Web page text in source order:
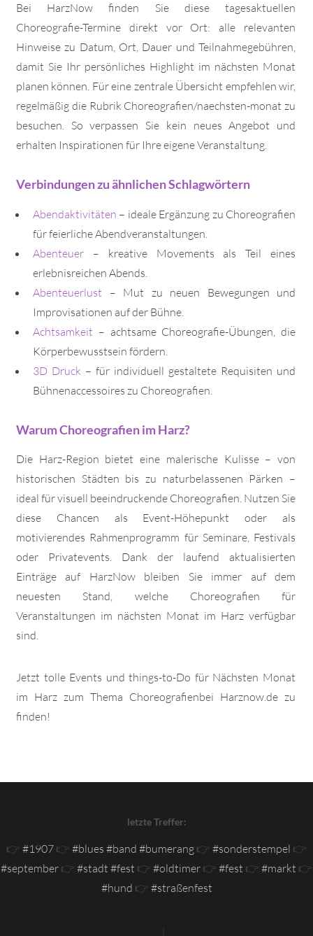
Bei HarzNow finden Sie diese tagesaktuellen
Choreografie-Termine direkt vor Ort: alle relevanten
Hinweise zu Datum, Ort, Dauer und Teilnahmegebühren,
damit Sie Ihr persönliches Highlight im nächsten Monat
planen können. Für eine zentrale Übersicht empfehlen wir,
regelmäßig die Rubrik Choreografien/naechsten-monat zu
besuchen. So verpassen Sie kein neues Angebot und
erhalten Inspirationen für Ihre eigene Veranstaltung.
Verbindungen zu ähnlichen Schlagwörtern
Abendaktivitäten – ideale Ergänzung zu Choreografien
für feierliche Abendveranstaltungen.
Abenteuer – kreative Movements als Teil eines
erlebnisreichen Abends.
Abenteuerlust – Mut zu neuen Bewegungen und
Improvisationen auf der Bühne.
Achtsamkeit – achtsame Choreografie-Übungen, die
Körperbewusstsein fördern.
3D Druck – für individuell gestaltete Requisiten und
Bühnenaccessoires zu Choreografien.
Warum Choreografien im Harz?
Die Harz-Region bietet eine malerische Kulisse – von
historischen Städten bis zu naturbelassenen Pärken –
ideal für visuell beeindruckende Choreografien. Nutzen Sie
diese Chancen als Event-Höhepunkt oder als
motivierendes Rahmenprogramm für Seminare, Festivals
oder Privatevents. Dank der laufend aktualisierten
Einträge auf HarzNow bleiben Sie immer auf dem
neuesten Stand, welche Choreografien für
Veranstaltungen im nächsten Monat im Harz verfügbar
sind.
Jetzt tolle Events und things-to-Do für Nächsten Monat
im Harz zum Thema Choreografienbei Harznow.de zu
finden!
letzte Treffer:
👉 #1907 👉 #blues #band #bumerang 👉 #sonderstempel 👉
#september 👉 #stadt #fest 👉 #oldtimer 👉 #fest 👉 #markt 👉
#hund 👉 #straßenfest